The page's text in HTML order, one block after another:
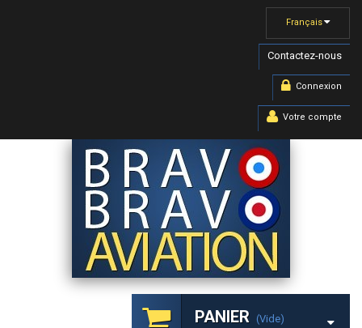
Français
Contactez-nous
Connexion
Votre compte
PANIER (vide)